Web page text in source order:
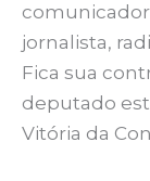
jornalista,
Fica sua
deputado
Vitória da